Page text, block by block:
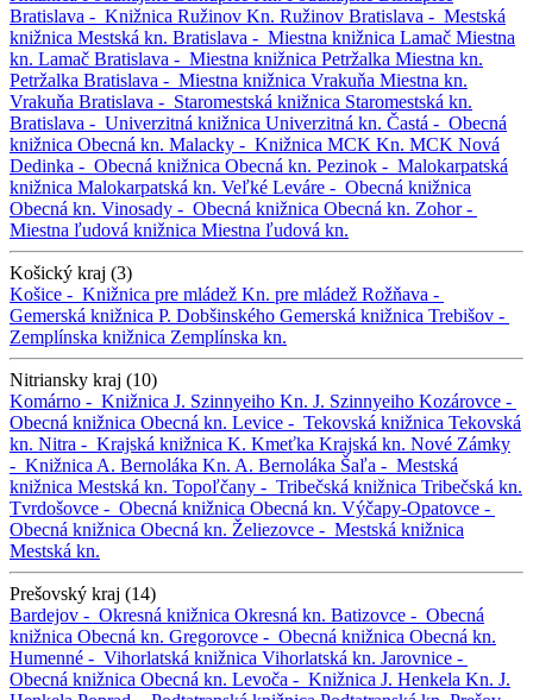
Bratislava - Knižnica Ružinov Kn. Ružinov Bratislava - Mestská
knižnica Mestská kn. Bratislava - Miestna knižnica Lamač Miestna
kn. Lamač Bratislava - Miestna knižnica Petržalka Miestna kn.
Petržalka Bratislava - Miestna knižnica Vrakuňa Miestna kn.
Vrakuňa Bratislava - Staromestská knižnica Staromestská kn.
Bratislava - Univerzitná knižnica Univerzitná kn. Častá - Obecná
knižnica Obecná kn. Malacky - Knižnica MCK Kn. MCK Nová
Dedinka - Obecná knižnica Obecná kn. Pezinok - Malokarpatská
knižnica Malokarpatská kn. Veľké Leváre - Obecná knižnica
Obecná kn. Vinosady - Obecná knižnica Obecná kn. Zohor -
Miestna ľudová knižnica Miestna ľudová kn.
Košický kraj (3)
Košice - Knižnica pre mládež Kn. pre mládež Rožňava -
Gemerská knižnica P. Dobšinského Gemerská knižnica Trebišov -
Zemplínska knižnica Zemplínska kn.
Nitriansky kraj (10)
Komárno - Knižnica J. Szinnyeiho Kn. J. Szinnyeiho Kozárovce -
Obecná knižnica Obecná kn. Levice - Tekovská knižnica Tekovská
kn. Nitra - Krajská knižnica K. Kmeťka Krajská kn. Nové Zámky
- Knižnica A. Bernoláka Kn. A. Bernoláka Šaľa - Mestská
knižnica Mestská kn. Topoľčany - Tribečská knižnica Tribečská kn.
Tvrdošovce - Obecná knižnica Obecná kn. Výčapy-Opatovce -
Obecná knižnica Obecná kn. Želiezovce - Mestská knižnica
Mestská kn.
Prešovský kraj (14)
Bardejov - Okresná knižnica Okresná kn. Batizovce - Obecná
knižnica Obecná kn. Gregorovce - Obecná knižnica Obecná kn.
Humenné - Vihorlatská knižnica Vihorlatská kn. Jarovnice -
Obecná knižnica Obecná kn. Levoča - Knižnica J. Henkela Kn. J.